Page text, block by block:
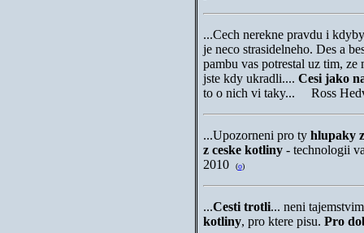
...Cech nerekne pravdu i
je neco strasidelneho. Des a
pambu vas potrestal uz tim,
jste kdy ukradli.... Cesi jako
to o nich vi taky... Ross
...Upozorneni pro ty hlupaky
z ceske kotliny- technologii
2010
(o)
...Cesti trotli... neni
kotliny, pro ktere pisu. Pro